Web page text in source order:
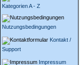
Kategorien A - Z
Nutzungsbedingungen
Kontakt /
Support
Impressum